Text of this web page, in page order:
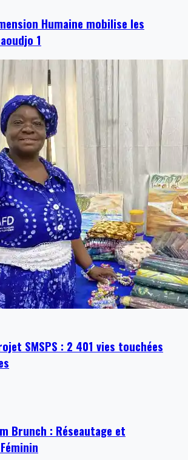
Humaine mobilise les
1
SMSPS : 2 401 vies touchées
Brunch : Réseautage et